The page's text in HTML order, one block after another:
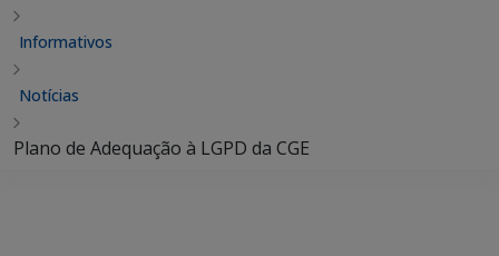
Informativos
Notícias
Plano de Adequação à LGPD da CGE